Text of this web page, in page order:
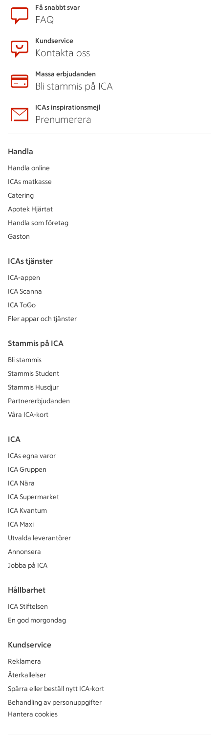
SidfotFå snabbt svar
FAQ
Kundservice
Kontakta oss
Massa erbjudanden
Bli stammis på ICA
ICAs inspirationsmejl
Prenumerera
Handla
Handla online
ICAs matkasse
Catering
Apotek Hjärtat
Handla som företag
Gaston
ICAs tjänster
ICA-appen
ICA Scanna
ICA ToGo
Fler appar och tjänster
Stammis på ICA
Bli stammis
Stammis Student
Stammis Husdjur
Partnererbjudanden
Våra ICA-kort
ICA
ICAs egna varor
ICA Gruppen
ICA Nära
ICA Supermarket
ICA Kvantum
ICA Maxi
Utvalda leverantörer
Annonsera
Jobba på ICA
Hållbarhet
ICA Stiftelsen
En god morgondag
Kundservice
Reklamera
Återkallelser
Spärra eller beställ nytt ICA-kort
Behandling av personuppgifter
Hantera cookies